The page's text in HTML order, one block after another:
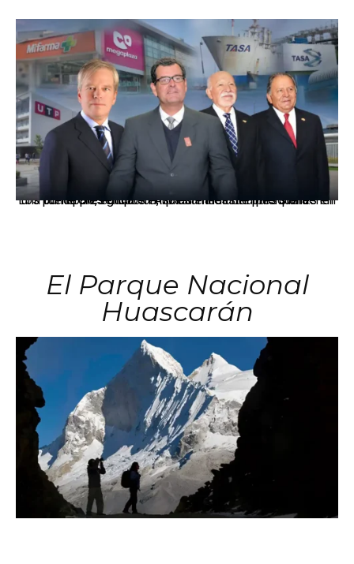
Los principales grupos empresariales del país mantienen una fuerte presencia en Áncash mediante inversiones en comercio, educación, salud e industria pesquera.
El Parque Nacional
Huascarán